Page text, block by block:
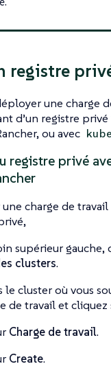
registre
une charge
d’un registre privé
ou avec
registre privé
charge de travail
supérieur gauche,
clusters.
le cluster où vous
de travail et cliquez
Charge de travail.
Create.